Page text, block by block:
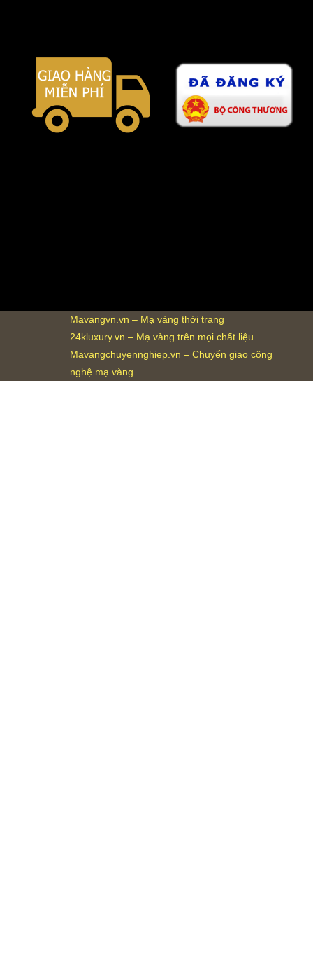
Mavangvn.vn – Mạ vàng thời trang
24kluxury.vn – Mạ vàng trên mọi chất liệu
Mavangchuyennghiep.vn – Chuyển giao công
nghệ mạ vàng